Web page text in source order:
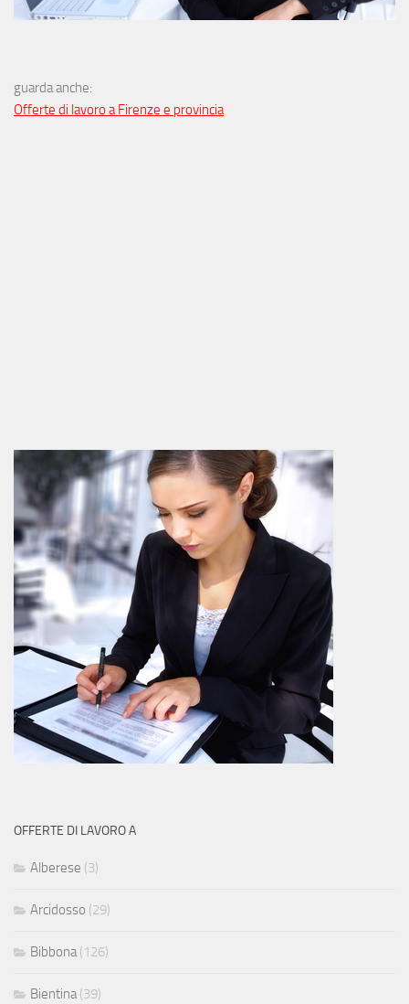
guarda anche:
Offerte di lavoro a Firenze e provincia
OFFERTE DI LAVORO A
Alberese (3)
Arcidosso (29)
Bibbona (126)
Bientina (39)